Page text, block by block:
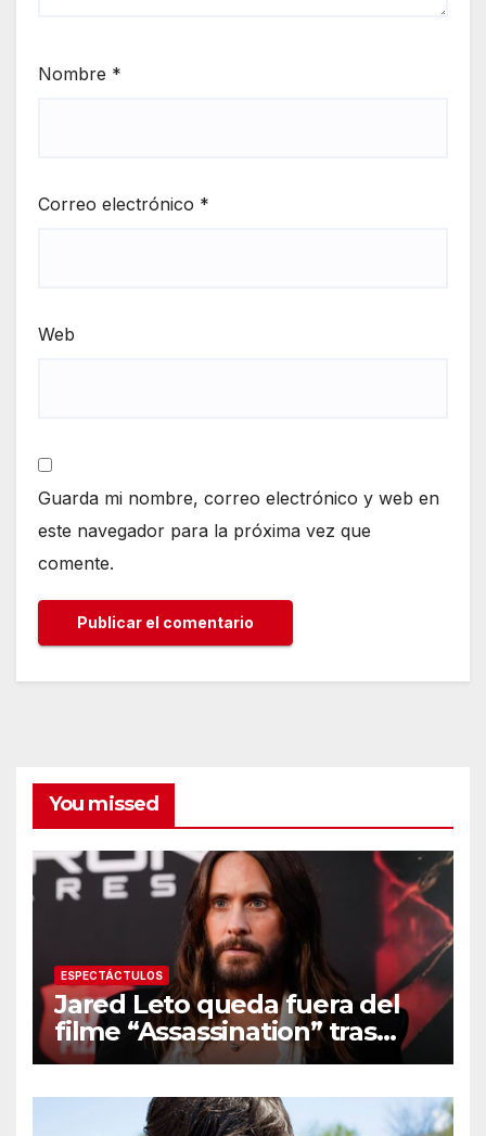
Nombre *
Correo electrónico *
Web
Guarda mi nombre, correo electrónico y web en
este navegador para la próxima vez que
comente.
You missed
ESPECTÁCTULOS
Jared Leto queda fuera del
filme “Assassination” tras
resurgir denuncias de